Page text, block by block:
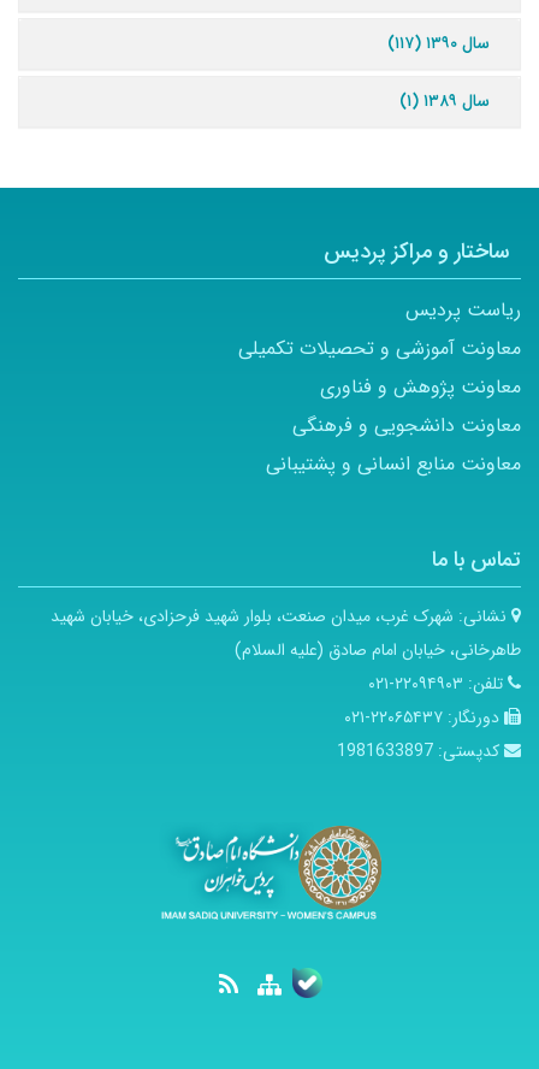
سال ۱۳۹۰ (۱۱۷)
سال ۱۳۸۹ (۱)
ساختار و مراکز پردیس
ریاست پردیس
معاونت آموزشی و تحصیلات تکمیلی
معاونت پژوهش و فناوری
معاونت دانشجویی و فرهنگی
معاونت منابع انسانی و پشتیبانی
تماس با ما
نشانی: شهرک غرب، میدان صنعت، بلوار شهید فرحزادی، خیابان شهید
طاهرخانی، خیابان امام صادق (علیه السلام)
تلفن: ۲۲۰۹۴۹۰۳-۰۲۱
دورنگار: ۲۲۰۶۵۴۳۷-۰۲۱
کدپستی: 1981633897